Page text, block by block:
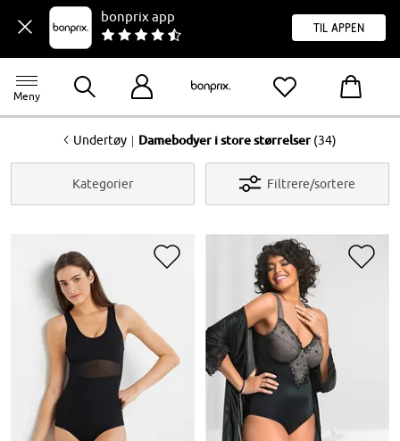
bonprix app
til appen
Meny
<Undertøy | Damebodyer i store størrelser (34)
Kategorier Filtrere/sortere